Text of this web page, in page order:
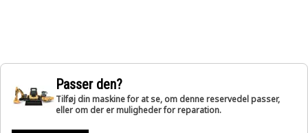
Passer den?
Tilføj din maskine for at se, om denne reservedel passer,
eller om der er muligheder for reparation.